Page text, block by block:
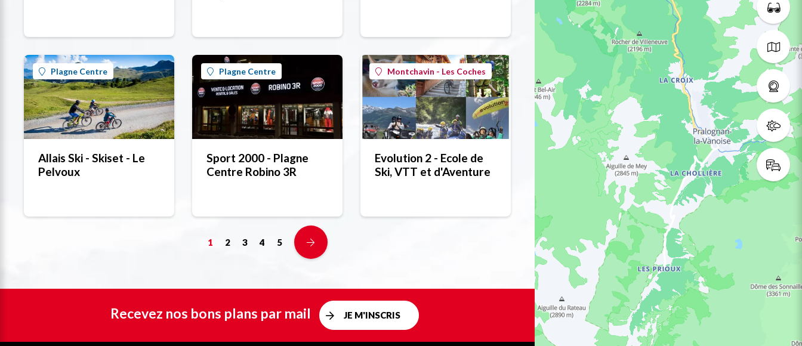
Plagne Centre
Allais Ski - Skiset - Le
Pelvoux
Plagne Centre
Sport 2000 - Plagne
Centre Robino 3R
Montchavin - Les Coches
Evolution 2 - Ecole de
Ski, VTT et d'Aventure
1 2 3 4 5
Recevez nos bons plans par mail JE M'INSCRIS